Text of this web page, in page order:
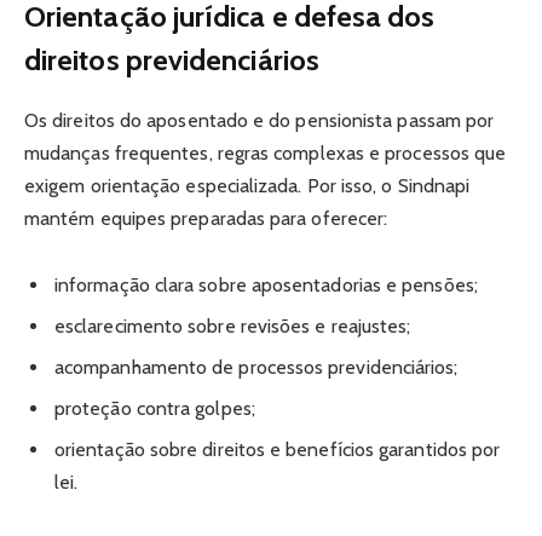
Orientação jurídica e defesa dos
direitos previdenciários
Os direitos do aposentado e do pensionista passam por
mudanças frequentes, regras complexas e processos que
exigem orientação especializada. Por isso, o Sindnapi
mantém equipes preparadas para oferecer:
informação clara sobre aposentadorias e pensões;
esclarecimento sobre revisões e reajustes;
acompanhamento de processos previdenciários;
proteção contra golpes;
orientação sobre direitos e benefícios garantidos por
lei.